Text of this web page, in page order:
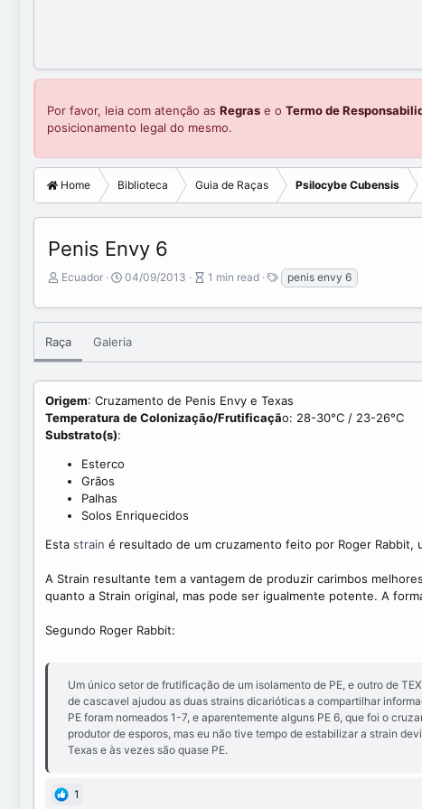
Por favor, leia com atenção as Regras e o Termo de
posicionamento legal do mesmo.
Home Biblioteca Guia de Raças Psilocybe Cubensis
Penis Envy 6
A
t
o
r
Ecuador
P
b
l
i
a
t
04/09/2013
A
t
i
e
a
1 min read
T
a
g
s
penis envy 6
Raça Galeria
Origem: Cruzamento de Penis Envy e Texas
Temperatura de Colonização/Frutificação: 28-30°C / 23-26°C
Substrato(s):
Esterco
Grãos
Palhas
Solos Enriquecidos
Esta strain é resultado de um cruzamento feito por Roger Rabbit,
A Strain resultante tem a vantagem de produzir carimbos
quanto a Strain original, mas pode ser igualmente potente. A
Segundo Roger Rabbit:
Um único setor de frutificação de um isolamento de PE, e outro de
de cascavel ajudou as duas strains dicarióticas a compartilhar
PE foram nomeados 1-7, e aparentemente alguns PE 6, que foi o
produtor de esporos , mas eu não tive tempo de estabilizar a strain
Texas e às vezes são quase PE.
1